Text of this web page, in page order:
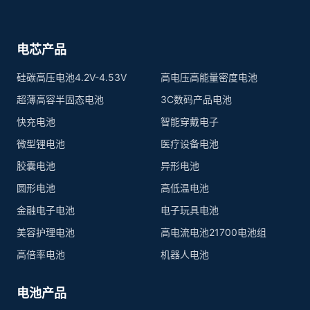
电芯产品
硅碳高压电池4.2V-4.53V
高电压高能量密度电池
超薄高容半固态电池
3C数码产品电池
快充电池
智能穿戴电子
微型锂电池
医疗设备电池
胶囊电池
异形电池
圆形电池
高低温电池
金融电子电池
电子玩具电池
美容护理电池
高电流电池21700电池组
高倍率电池
机器人电池
电池产品